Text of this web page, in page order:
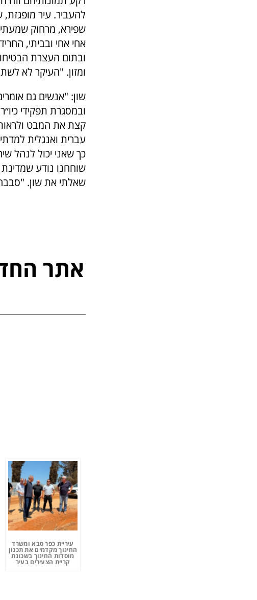
להעביר. עיר מופגזת,
שפירא, מרחוק
אחי אחי ובביתי,
ובתום העצרת הבטיחו
ומזון. "העיקר לא
שון: "אנשים גם
ובמסגרת תפקידי
עברית ואנגלית
כך שאני יכול לנהל
שאלתי את שון.
אתר
עיריית כפר סבא ומשרד
החינוך מקדמים את תכנון
מוסדות החינוך בשכונת
קריית הצעירים בעיר